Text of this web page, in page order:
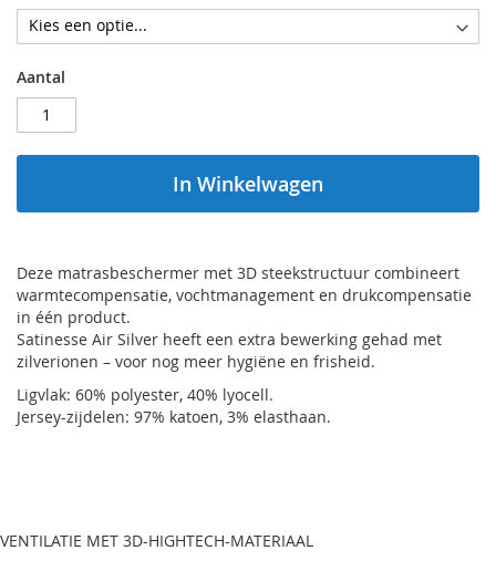
Aantal
In Winkelwagen
Deze matrasbeschermer met 3D steekstructuur combineert
warmtecompensatie, vochtmanagement en drukcompensatie
in één product.
Satinesse Air Silver heeft een extra bewerking gehad met
zilverionen – voor nog meer hygiëne en frisheid.
Ligvlak: 60% polyester, 40% lyocell.
Jersey-zijdelen: 97% katoen, 3% elasthaan.
VENTILATIE MET 3D-HIGHTECH-MATERIAAL